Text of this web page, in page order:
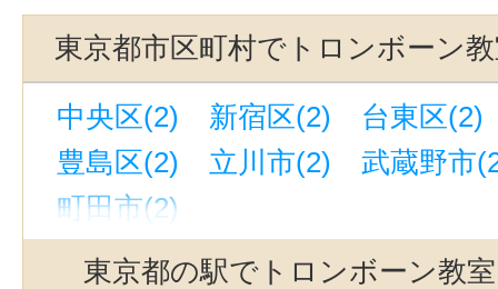
東京都市区町村でトロンボーン
中央区(2) 新宿区(2)
台東区(2)
豊島区(2)
立川市(2)
武蔵野市
町田市(2)
東京都の駅でトロンボーン教